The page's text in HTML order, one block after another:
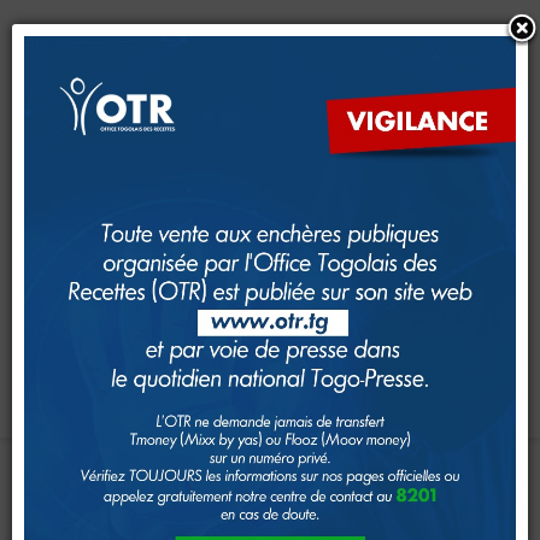
GUDEF Investir au Togo Suivi foncier
Rechercher
Toggle navigation
Accueil
Page d'Accueil
IMPÔTS